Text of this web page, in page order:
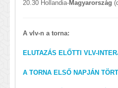
20.30 Hollandia-Magyarország
A vlv-n a torna:
ELUTAZÁS ELŐTTI VLV-
A TORNA ELSŐ NAPJÁN